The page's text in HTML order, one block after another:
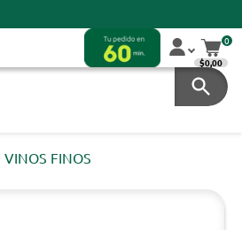
0
$0,00
VINOS FINOS